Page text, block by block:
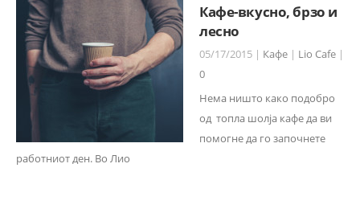
Кафе-вкусно, брзо и
лесно
05/17/2015 | Кафе | Lio Cafe |
0
Нема ништо како подобро
од топла шолја кафе да ви
помогне да го започнете
работниот ден. Во Лио